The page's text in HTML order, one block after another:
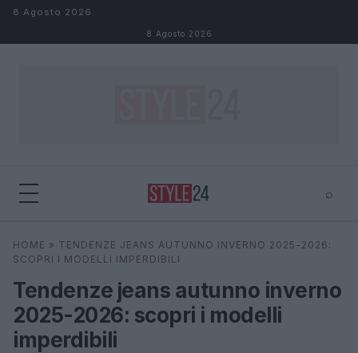
Salta al contenuto
8 Agosto 2026
8 Agosto 2026
⌕
Cerca ⌕ ×
HOME » TENDENZE JEANS AUTUNNO INVERNO 2025-2026:
SCOPRI I MODELLI IMPERDIBILI
Tendenze jeans autunno inverno
2025-2026: scopri i modelli
imperdibili